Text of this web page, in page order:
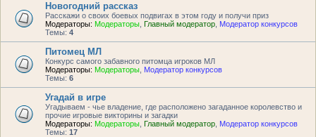
Новогодний рассказ
Расскажи о своих боевых подвигах в этом году и получи приз
Модераторы: Модераторы Главный модератор Модератор конкурсов
Темы: 4
Питомец МЛ
Конкурс самого забавного питомца игроков МЛ
Модераторы: Модераторы Модератор конкурсов
Темы: 6
Угадай в игре
Угадываем - чье владение, где расположено загаданное королевство и
прочие игровые викторины и загадки
Модераторы: Модераторы Главный модератор Модератор конкурсов
Темы: 17